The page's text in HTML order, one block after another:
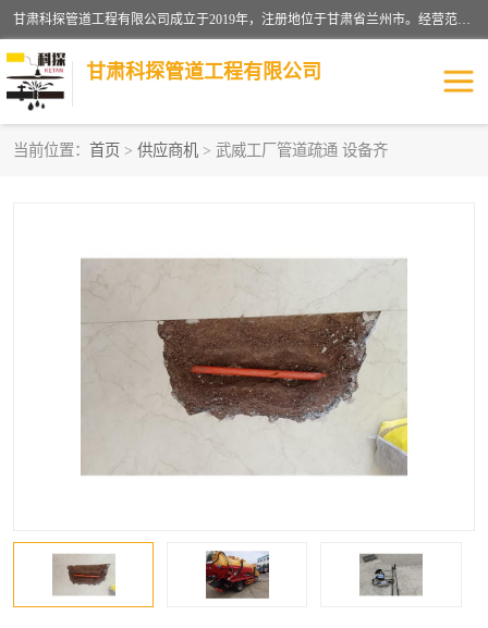
甘肃科探管道工程有限公司成立于2019年，注册地位于甘肃省兰州市。经营范围包括管道安装、清洗、疏通、维修、检测，防水工程，工程钻孔，化粪池清理，暖气安装，给排水管道安装维修，室内外管道如消防、供水、供热管道漏水检测定位，室内外防水堵漏等。
甘肃科探管道工程有限公司
当前位置： 首页 > 供应商机 > 武威工厂管道疏通 设备齐
排水管道漏水
自来水管漏水 管道疏通